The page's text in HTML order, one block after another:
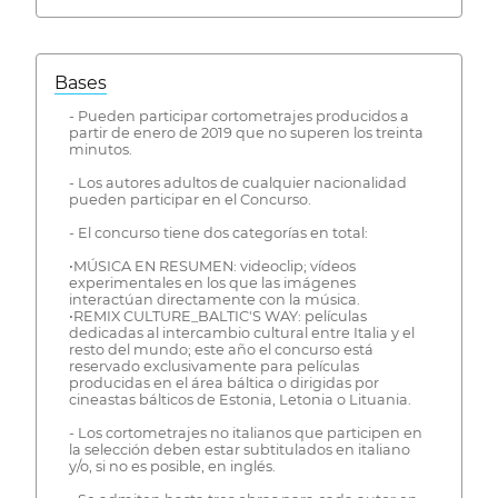
Bases
- Pueden participar cortometrajes producidos a
partir de enero de 2019 que no superen los treinta
minutos.
- Los autores adultos de cualquier nacionalidad
pueden participar en el Concurso.
- El concurso tiene dos categorías en total:
•MÚSICA EN RESUMEN: videoclip; vídeos
experimentales en los que las imágenes
interactúan directamente con la música.
•REMIX CULTURE_BALTIC'S WAY: películas
dedicadas al intercambio cultural entre Italia y el
resto del mundo; este año el concurso está
reservado exclusivamente para películas
producidas en el área báltica o dirigidas por
cineastas bálticos de Estonia, Letonia o Lituania.
- Los cortometrajes no italianos que participen en
la selección deben estar subtitulados en italiano
y/o, si no es posible, en inglés.